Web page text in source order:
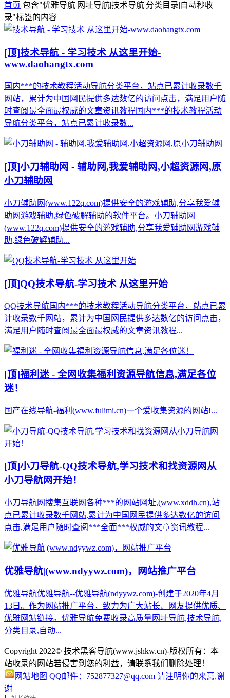
首页 包含"优雅导航|网址导航|技术导航|分类目录|自动秒收
录"标签的内容
[顶]技术导航 - 学习技术 从这里开始-
www.daohangtx.com
国内***的技术教程活动导航分类平台，站点已累计收录数千
网站，累计为中国网民提供多达数亿的访问点击，满足用户随
时查阅最全面最权威的文章资讯教程国内***的技术教程活动
导航分类平台，站点已累计收录数...
[顶]小刀辅助网 - 辅助网,我爱辅助网,小超资源网,原
小刀辅助网
小刀辅助网(www.122q.com)提供安全的游戏辅助,分享我爱辅
助网游戏辅助,绿色破解辅助的软件平台。小刀辅助网
(www.122q.com)提供安全的游戏辅助,分享我爱辅助网游戏辅
助,绿色破解辅助...
[顶]QQ技术导航-学习技术 从这里开始
QQ技术导航国内***的技术教程活动导航分类平台，站点已累
计收录数千网站，累计为中国网民提供多达数亿的访问点击，
满足用户随时查阅最全面最权威的文章资讯教程...
[顶]福利迷 - 全网收集福利资源导航信息,满足各位
迷！
国产在线导航-福利(www.fulimi.cn)一个爱收集资源的网站!...
[顶]小刀导航-QQ技术导航,学习技术和找资源网从
小刀导航网开始！
小刀导航网搜集互联网各种***的网站网址,(www.xddh.cn),站
点已累计收录数千网站,累计为中国网民提供多达数亿的访问
点击,满足用户随时查阅***全面***权威的文章资讯教程...
优雅导航|(www.ndyywz.com)，网站推广平台
优雅导航优雅导航--优雅导航(ndyywz.com)-创建于2020年4月
13日。作为网站推广平台，致力为广大站长、网友提供优质、
优雅网站链接。优雅导航免费收录高质量网址导航,技术导航,
分类目录,自动...
Copyright 2022© 技术黑客导航(www.jshkw.cn)-版权所有：本
站收录的网站若侵害到您的利益，请联系我们删除处理！
网站地图 QQ邮件：752877327@qq.com 请注明你的来意,谢
谢